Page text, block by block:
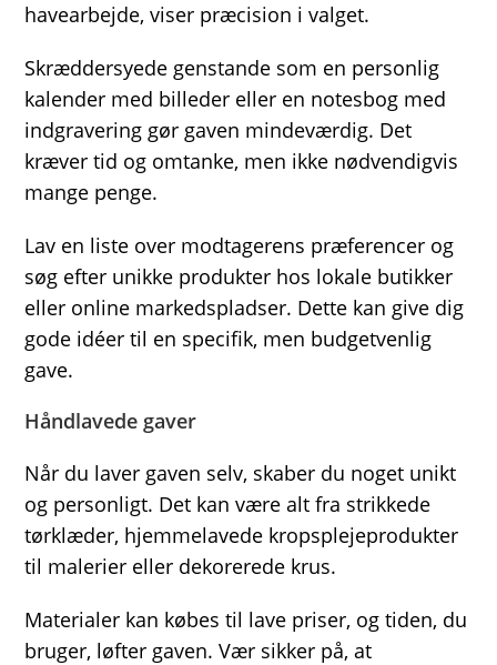
havearbejde, viser præcision i valget.
Skræddersyede genstande som en personlig
kalender med billeder eller en notesbog med
indgravering gør gaven mindeværdig. Det
kræver tid og omtanke, men ikke nødvendigvis
mange penge.
Lav en liste over modtagerens præferencer og
søg efter unikke produkter hos lokale butikker
eller online markedspladser. Dette kan give dig
gode idéer til en specifik, men budgetvenlig
gave.
Håndlavede gaver
Når du laver gaven selv, skaber du noget unikt
og personligt. Det kan være alt fra strikkede
tørklæder, hjemmelavede kropsplejeprodukter
til malerier eller dekorerede krus.
Materialer kan købes til lave priser, og tiden, du
bruger, løfter gaven. Vær sikker på, at